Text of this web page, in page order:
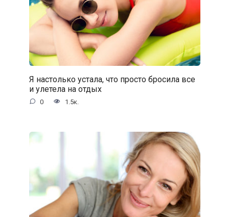
Я настолько устала, что просто бросила все
и улетела на отдых
0 1.5к.